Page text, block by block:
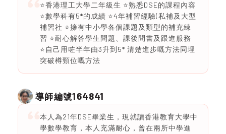
⭐️香港理工大學二年級生 ⭐️熟悉DSE的課程內容
⭐️數學科有5*的成績 ⭐️4年補習經驗(私補及大型
補習社 ⭐️擁有中小學各個課題及類型的補充練
習 ⭐️耐心解答學生問題、課後問書及跟進服務
⭐️自己用咗半年由3升到5* 清楚進步嘅方法同埋
突破樽頸位嘅方法
導師編號164841
本人為21年DSE畢業生，現就讀香港教育大學中
學數學教育，本人充滿耐心，曾在兩所中學進